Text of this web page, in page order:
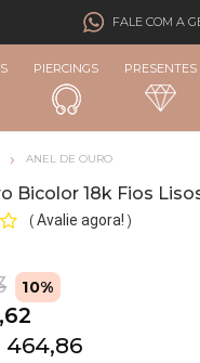
FALE COM A
PIERCINGS PRESENTES
ANEL DE OURO
Bicolor 18k Fios
( Avalie agora! )
10%
464,86